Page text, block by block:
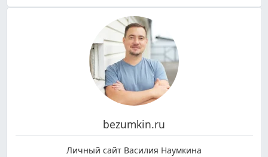
bezumkin.ru
Личный сайт Василия Наумкина